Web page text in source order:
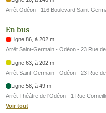
Arrêt Odéon - 116 Boulevard Saint-
En bus
Ligne 86, à 202 m
Arrêt Saint-Germain - Odéon - 23 Rue
Ligne 63, à 202 m
Arrêt Saint-Germain - Odéon - 23 Rue
Ligne 58, à 49 m
Arrêt Théâtre de l'Odéon - 1 Rue
Voir tout